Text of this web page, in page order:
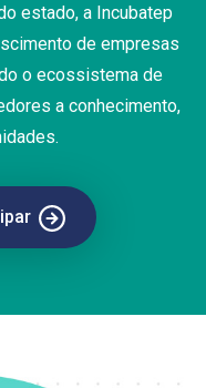
estado, a Incubatep
de empresas
o ecossistema de
a conhecimento,